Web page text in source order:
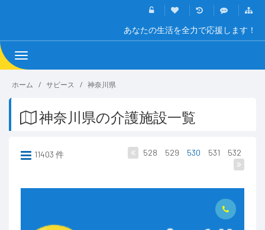
あなたの生活を全力で応援します！
Toggle
navigation
ホーム サビース 神奈川県
神奈川県の介護施設一覧
11403 件 528 529 530 531 532